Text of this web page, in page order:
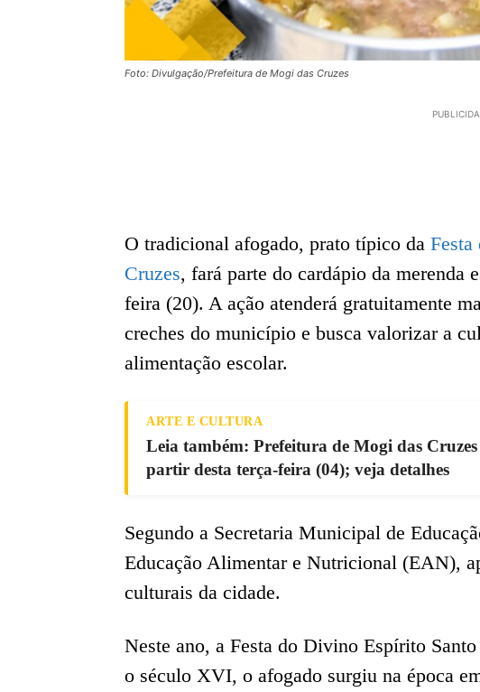
Foto: Divulgação/Prefeitura de Mogi das Cruzes
O tradicional afogado, prato típico da
Cruzes, fará parte do cardápio da merenda
feira (20). A ação atenderá gratuitamente
creches do município e busca valorizar a
alimentação escolar.
ARTE E CULTURA
Leia também: Prefeitura de Mogi das
partir desta terça-feira (04); veja detalhes
Segundo a Secretaria Municipal de
Educação Alimentar e Nutricional (EAN),
culturais da cidade.
Neste ano, a Festa do Divino Espírito
o século XVI, o afogado surgiu na época